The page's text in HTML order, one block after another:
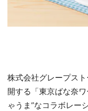
株式会社グレープス
開する「東京ばな奈
ゃうま”なコラボレー